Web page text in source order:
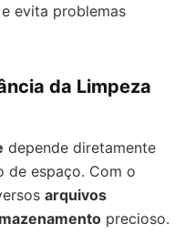
evita problemas
da Limpeza
depende diretamente
de espaço. Com o
arquivos
precioso.